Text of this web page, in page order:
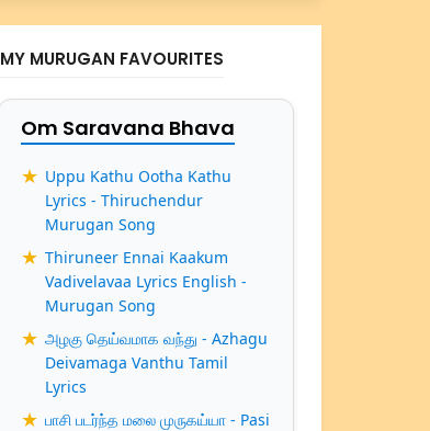
MY MURUGAN FAVOURITES
Om Saravana Bhava
Uppu Kathu Ootha Kathu
Lyrics - Thiruchendur
Murugan Song
Thiruneer Ennai Kaakum
Vadivelavaa Lyrics English -
Murugan Song
அழகு தெய்வமாக வந்து - Azhagu
Deivamaga Vanthu Tamil
Lyrics
பாசி படர்ந்த மலை முருகய்யா - Pasi